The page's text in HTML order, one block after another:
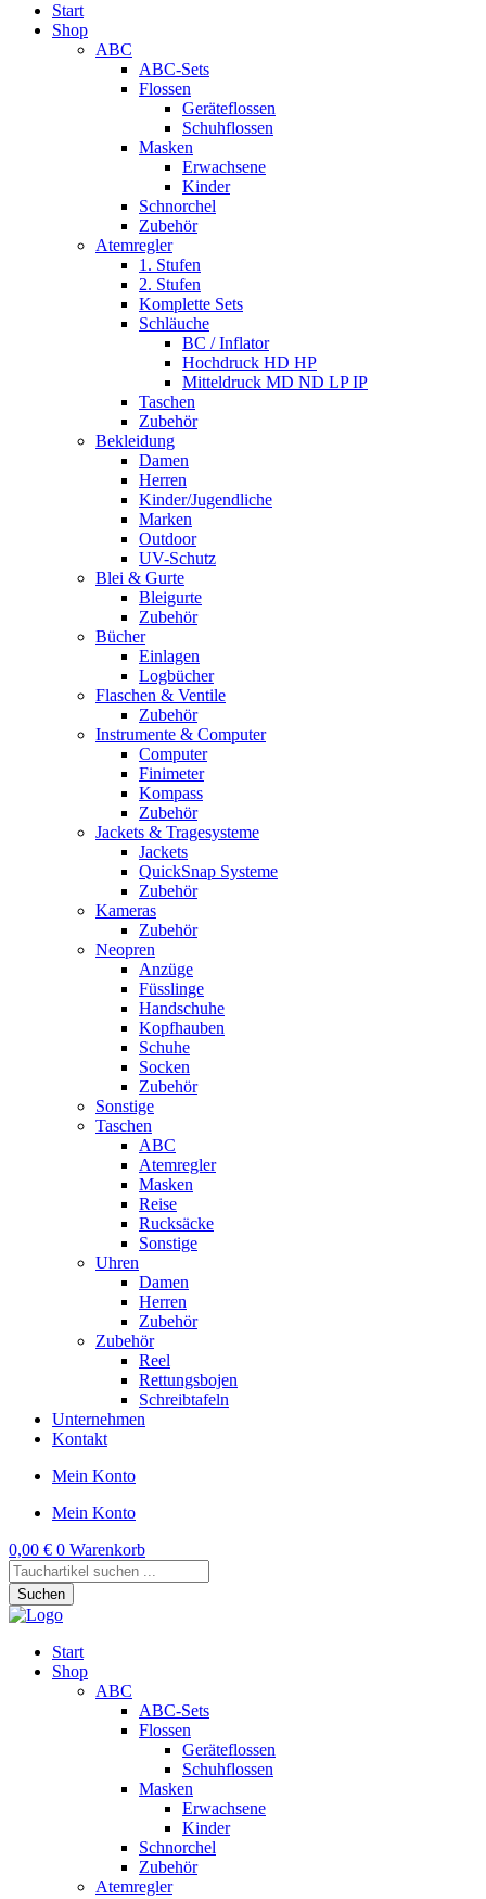
Start
Shop
ABC
ABC-Sets
Flossen
Geräteflossen
Schuhflossen
Masken
Erwachsene
Kinder
Schnorchel
Zubehör
Atemregler
1. Stufen
2. Stufen
Komplette Sets
Schläuche
BC / Inflator
Hochdruck HD HP
Mitteldruck MD ND LP IP
Taschen
Zubehör
Bekleidung
Damen
Herren
Kinder/Jugendliche
Marken
Outdoor
UV-Schutz
Blei & Gurte
Bleigurte
Zubehör
Bücher
Einlagen
Logbücher
Flaschen & Ventile
Zubehör
Instrumente & Computer
Computer
Finimeter
Kompass
Zubehör
Jackets & Tragesysteme
Jackets
QuickSnap Systeme
Zubehör
Kameras
Zubehör
Neopren
Anzüge
Füsslinge
Handschuhe
Kopfhauben
Schuhe
Socken
Zubehör
Sonstige
Taschen
ABC
Atemregler
Masken
Reise
Rucksäcke
Sonstige
Uhren
Damen
Herren
Zubehör
Zubehör
Reel
Rettungsbojen
Schreibtafeln
Unternehmen
Kontakt
Mein Konto
Mein Konto
0,00 € 0 Warenkorb
Products
search
Suchen
Start
Shop
ABC
ABC-Sets
Flossen
Geräteflossen
Schuhflossen
Masken
Erwachsene
Kinder
Schnorchel
Zubehör
Atemregler